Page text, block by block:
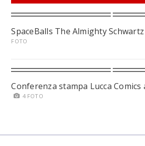
SpaceBalls The Almighty Schwartz
FOTO
Conferenza stampa Lucca Comics
4 FOTO